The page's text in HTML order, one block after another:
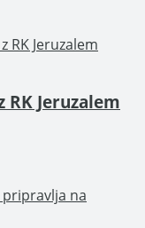
RK Jeruzalem